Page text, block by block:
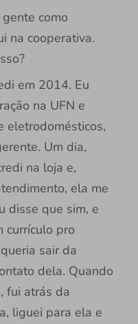
como
na cooperativa.
em 2014. Eu
na UFN e
eletrodomésticos,
Um dia,
na loja e,
ela me
disse que sim, e
currículo pro
sair da
dela. Quando
fui atrás da
liguei para ela e